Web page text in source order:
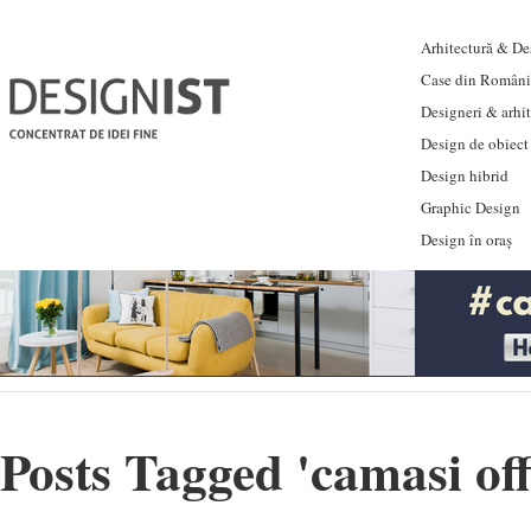
Arhitectură &
Case din
Designeri &
Design de obiect
Design hibrid
Graphic Design
Design în oraș
Posts Tagged 'camasi